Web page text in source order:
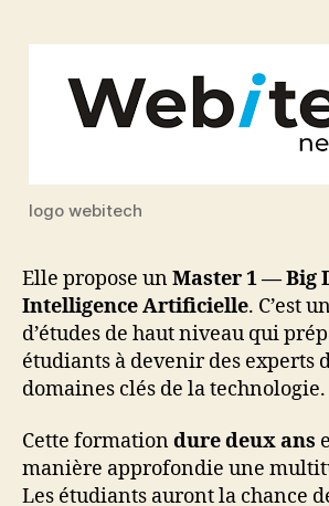
logo webitech
Elle propose unMaster 1 —Big
Intelligence Artificielle. C’est
d’études de haut niveau qui
étudiants à devenir des experts
domaines clés de la technologie.
Cette formationdure deux ans
manière approfondie une
Les étudiants auront la chance